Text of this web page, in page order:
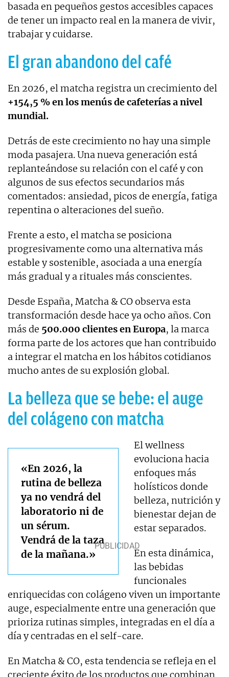
basada en pequeños gestos accesibles capaces
de tener un impacto real en la manera de vivir,
trabajar y cuidarse.
El gran abandono del café
En 2026, el matcha registra un crecimiento del
+154,5 % en los menús de cafeterías a nivel
mundial.
Detrás de este crecimiento no hay una simple
moda pasajera. Una nueva generación está
replanteándose su relación con el café y con
algunos de sus efectos secundarios más
comentados: ansiedad, picos de energía, fatiga
repentina o alteraciones del sueño.
Frente a esto, el matcha se posiciona
progresivamente como una alternativa más
estable y sostenible, asociada a una energía
más gradual y a rituales más conscientes.
Desde España, Matcha & CO observa esta
transformación desde hace ya ocho años. Con
más de 500.000 clientes en Europa, la marca
forma parte de los actores que han contribuido
a integrar el matcha en los hábitos cotidianos
mucho antes de su explosión global.
La belleza que se bebe: el auge
del colágeno con matcha
«En 2026, la
rutina de belleza
ya no vendrá del
laboratorio ni de
un sérum.
Vendrá de la taza
de la mañana.»
El wellness
evoluciona hacia
enfoques más
holísticos donde
belleza, nutrición y
bienestar dejan de
estar separados.
En esta dinámica,
las bebidas
funcionales
enriquecidas con colágeno viven un importante
auge, especialmente entre una generación que
prioriza rutinas simples, integradas en el día a
día y centradas en el self-care.
En Matcha & CO, esta tendencia se refleja en el